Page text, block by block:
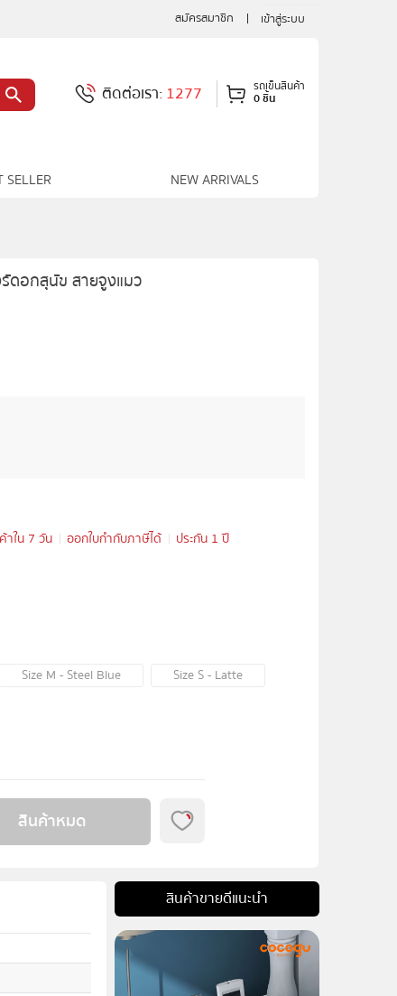
สมัครสมาชิก เข้าสู่ระบบ
SELLER NEW ARRIVALS
ติดต่อเรา:1277 รถเข็นสินค้า
0 ชิ้น
รัดอกสุนัข สายจูงแมว
าใน 7 วัน ออกใบกำกับภาษีได้
ประกัน 1 ปี
Size M - Steel Blue
Size S - Latte
สินค้าหมด
สินค้าขายดีแนะนำ